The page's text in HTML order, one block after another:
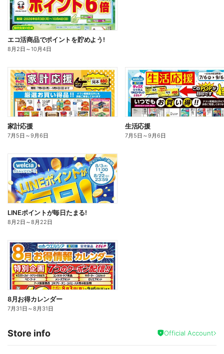
エコ活商品でポイントを貯めよう!
8月2日 ～10月4日
家計応援
7月5日 ～9月6日
生活応援
7月5日 ～9月6日
LINEポイントが毎日たまる!
8月2日 ～8月22日
8月お得カレンダー
7月31日 ～8月31日
Store info Official Account